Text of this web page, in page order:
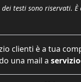
testi sono riservati. È
clienti è a tua
una mail a